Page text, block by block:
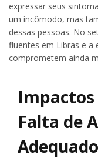
expressar seus
um incômodo, mas
dessas pessoas. No
fluentes em Libras e a
comprometem ainda
Falta de
Adequado